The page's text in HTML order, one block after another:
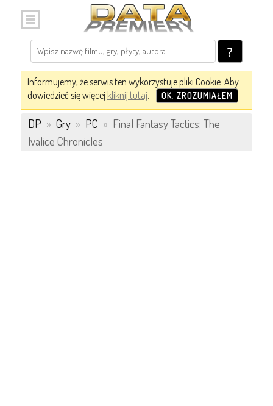
?
Informujemy, że serwis ten wykorzystuje pliki Cookie. Aby
dowiedzieć się więcej kliknij tutaj. OK, ZROZUMIAŁEM
DP » Gry » PC » Final Fantasy Tactics: The
Ivalice Chronicles